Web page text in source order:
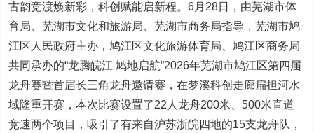
古韵竞渡焕新彩，科创赋能启新程。6月28日，由芜湖市体
育局、芜湖市文化和旅游局、芜湖市商务局指导，芜湖市鸠
江区人民政府主办，鸠江区文化旅游体育局、鸠江区商务局
共同承办的“龙腾皖江 鸠地启航”2026年芜湖市鸠江区第四届
龙舟赛暨首届长三角龙舟邀请赛，在梦溪科创走廊扁担河水
域隆重开赛，本次比赛设置了22人龙舟200米、500米直道
竞速两个项目，吸引了有来自沪苏浙皖四地的15支龙舟队，